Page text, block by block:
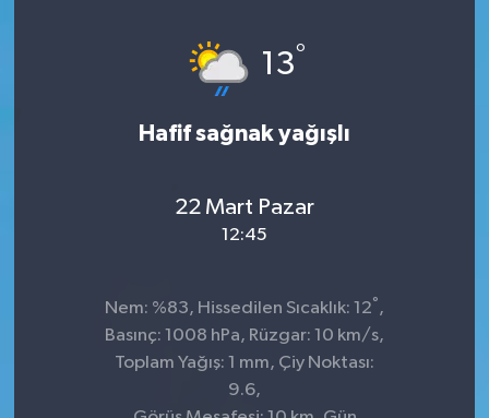
13°
Hafif sağnak yağışlı
22 Mart Pazar
12:45
Nem: %83, Hissedilen Sıcaklık: 12° ,
Basınç: 1008 hPa, Rüzgar: 10 km/s,
Toplam Yağış: 1 mm, Çiy Noktası:
9.6,